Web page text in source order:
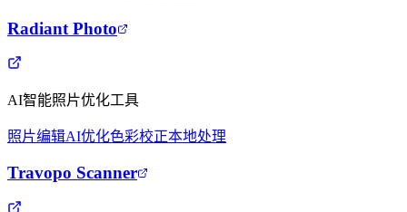
Radiant Photo
AI智能照片优化工具
照片编辑AI优化色彩校正本地处理
Travopo Scanner